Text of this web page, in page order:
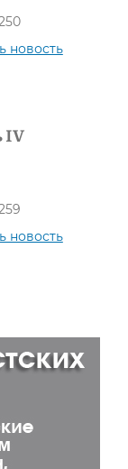
новость
IV
новость